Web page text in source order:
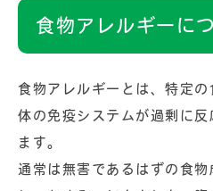
食物アレルギーに
食物アレルギーとは、特定の
体の免疫システムが過剰に
ます。
通常は無害であるはずの食